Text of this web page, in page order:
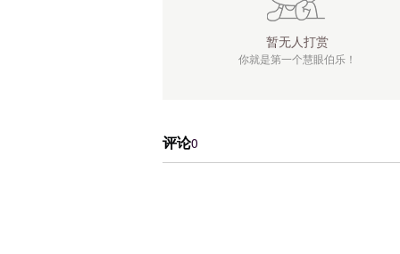
暂无人打赏
你就是第一个慧眼伯乐！
评论0